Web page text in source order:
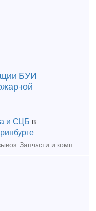
БУИ
и СЦБ в